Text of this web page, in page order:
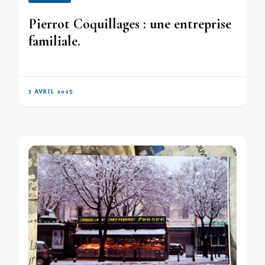
Pierrot Coquillages : une entreprise
familiale.
3 AVRIL 2025